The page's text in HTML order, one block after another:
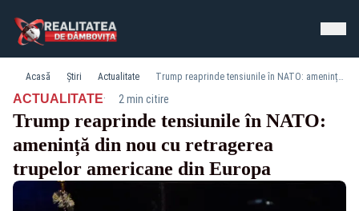
Acasă Știri Actualitate Trump reaprinde tensiunile în NATO: amenință din nou cu retragerea trupelor americane din Europa
ACTUALITATE· 2 min citire
Trump reaprinde tensiunile în NATO:
amenință din nou cu retragerea
trupelor americane din Europa